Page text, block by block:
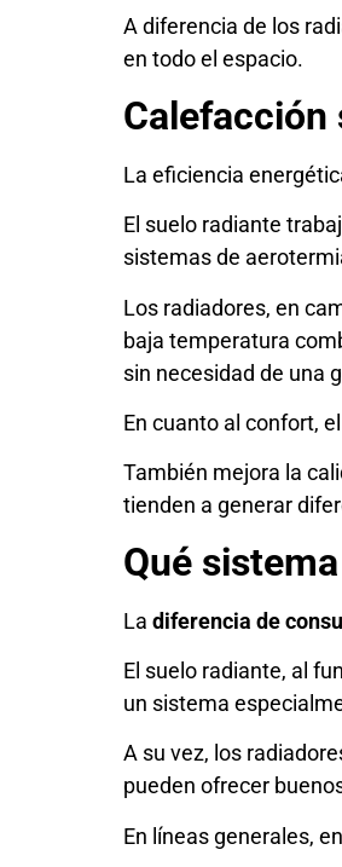
A diferencia de los
en todo el espacio.
La eficiencia
El suelo radiante
sistemas de
Los radiadores, en
baja temperatura
sin necesidad de una
En cuanto al confort,
También mejora la
tienden a generar
Qué
La diferencia de
El suelo radiante, al
un sistema
A su vez, los
pueden ofrecer
En líneas generales,